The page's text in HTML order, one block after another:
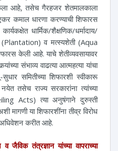
आहे, तसेच गैरहजर शेतमालकाला
कमाल धारणा करण्याची शिफारस
धार्मिक/शैक्षणिक/धर्मादाय/
(Plantation) व मत्स्यशेती (Aqua
केली आहे. याचे शेतीव्यवसायावर
संभाव्य वाढत्या आत्महत्या यांचा
समितीच्या शिफारशी स्वीकारू
तसेच राज्य सरकारांना त्यांच्या
Acts) त्या अनुषंगाने दुरुस्ती
मागणी या शिफारशींना तीव्र विरोध
करीत आहे.
तंत्रज्ञान यांच्या वापराच्या